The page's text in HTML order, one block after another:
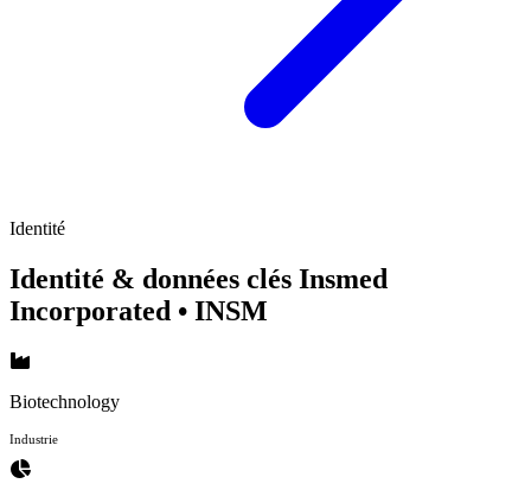
Identité
Identité & données clés Insmed
Incorporated • INSM
Biotechnology
Industrie